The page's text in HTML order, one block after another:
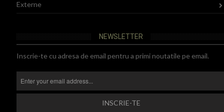
Externe
NEWSLETTER
Inscrie-te cu adresa de email pentru a primi noutatile pe email.